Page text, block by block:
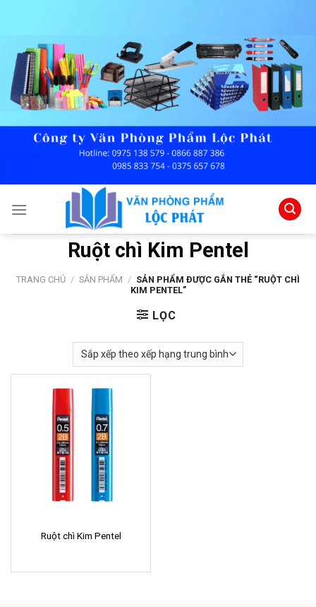
content
Ruột chì Kim Pentel
TRANG CHỦ / SẢN PHẨM / SẢN PHẨM ĐƯỢC GẮN THẺ “RUỘT CHÌ
KIM PENTEL”
LỌC
Ruột chì Kim Pentel